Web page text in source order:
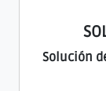
Solución